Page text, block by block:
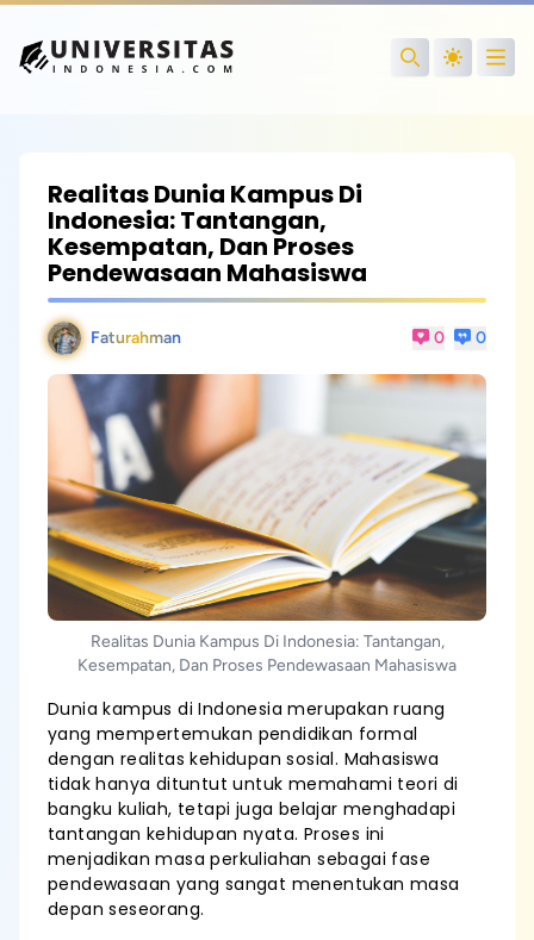
Search
Realitas Dunia Kampus Di
Indonesia: Tantangan,
Kesempatan, Dan Proses
Pendewasaan Mahasiswa
Faturahman 0 0
Realitas Dunia Kampus Di Indonesia: Tantangan,
Kesempatan, Dan Proses Pendewasaan Mahasiswa
Dunia kampus di Indonesia merupakan ruang
yang mempertemukan pendidikan formal
dengan realitas kehidupan sosial. Mahasiswa
tidak hanya dituntut untuk memahami teori di
bangku kuliah, tetapi juga belajar menghadapi
tantangan kehidupan nyata. Proses ini
menjadikan masa perkuliahan sebagai fase
pendewasaan yang sangat menentukan masa
depan seseorang.